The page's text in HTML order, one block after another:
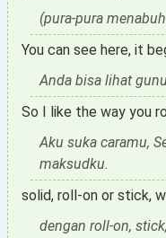
(pura-pura
You can see here, it
Anda bisa lihat
So I like the way you
Aku suka caramu,
maksudku.
solid, roll-on or stick,
dengan roll-on,